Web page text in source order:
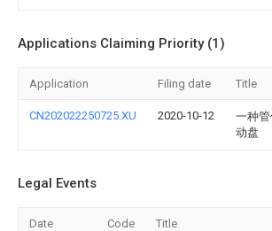
Applications Claiming Priority (1)
Application Filing date Title
CN202022250725.XU 2020-10-12
一种
动盘
Legal Events
Date Code Title